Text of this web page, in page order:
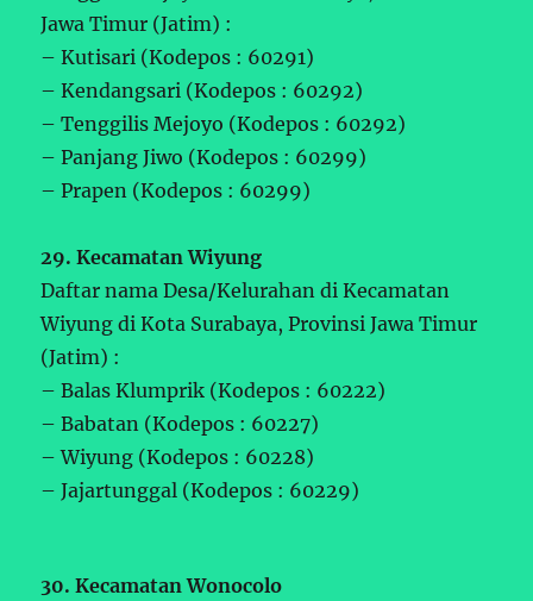
Jawa Timur (Jatim) :
– Kutisari (Kodepos : 60291)
– Kendangsari (Kodepos : 60292)
– Tenggilis Mejoyo (Kodepos : 60292)
– Panjang Jiwo (Kodepos : 60299)
– Prapen (Kodepos : 60299)
29. Kecamatan Wiyung
Daftar nama Desa/Kelurahan di Kecamatan
Wiyung di Kota Surabaya, Provinsi Jawa Timur
(Jatim) :
– Balas Klumprik (Kodepos : 60222)
– Babatan (Kodepos : 60227)
– Wiyung (Kodepos : 60228)
– Jajartunggal (Kodepos : 60229)
30. Kecamatan Wonocolo